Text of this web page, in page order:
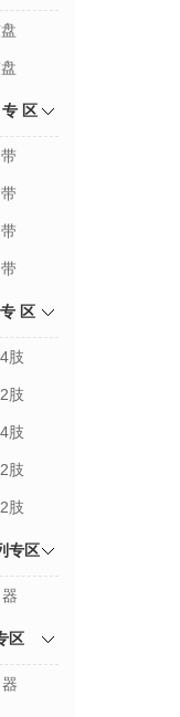
区
区
肢
肢
肢
肢
肢
专区
区